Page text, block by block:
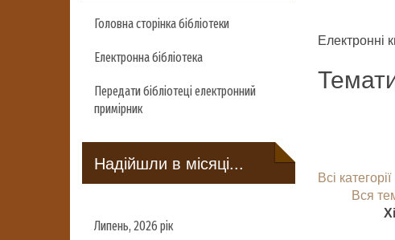
Головна сторінка бібліотеки
Електронна бібліотека
Передати бібліотеці електронний
примірник
Надійшли в місяці...
Липень, 2026 рік
Електронні
Всі категорії
Вся